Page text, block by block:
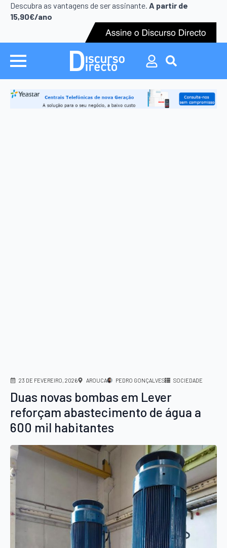
Descubra as vantagens de ser assinante. A partir de
15,90€/ano
Search
for:
Search
23 DE FEVEREIRO, 2026 AROUCA PEDRO GONÇALVES SOCIEDADE
Duas novas bombas em Lever
reforçam abastecimento de água a
600 mil habitantes